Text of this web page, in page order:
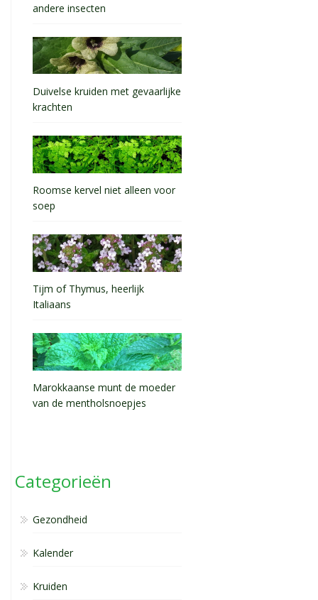
andere insecten
Duivelse kruiden met gevaarlijke
krachten
Roomse kervel niet alleen voor
soep
Tijm of Thymus, heerlijk
Italiaans
Marokkaanse munt de moeder
van de mentholsnoepjes
Categorieën
Gezondheid
Kalender
Kruiden